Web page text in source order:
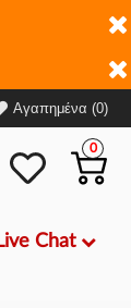
Αγαπημένα (0)
0
Live Chat